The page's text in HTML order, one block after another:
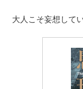
大人こそ妄想して